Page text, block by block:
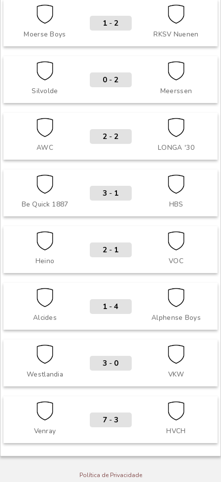
Moerse Boys RKSV Nuenen
1 - 2
Silvolde Meerssen
0 - 2
AWC LONGA '30
2 - 2
Be Quick 1887 HBS
3 - 1
Heino VOC
2 - 1
Alcides Alphense Boys
1 - 4
Westlandia VKW
3 - 0
Venray HVCH
7 - 3
Política de Privacidade